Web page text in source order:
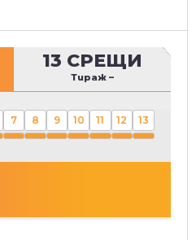
13 СРЕЩИ
Тираж –
7 8 9 10 11 12 13